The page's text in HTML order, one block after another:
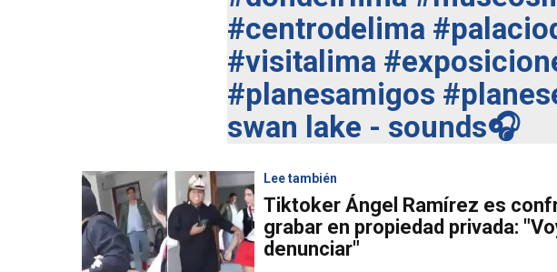
#centrodelima
#visitalima
#planesamigos
swan lake - sounds🎧
Lee también
Tiktoker Ángel Ramírez es
grabar en propiedad privada:
denunciar"